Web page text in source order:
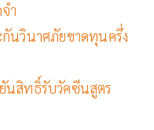
ำ
นวินาศภัยขาดทุนครึ่ง
นสิทธิ์รับวัคซีนสูตร